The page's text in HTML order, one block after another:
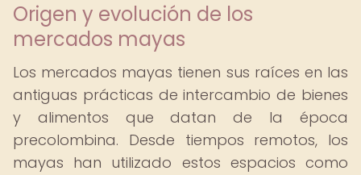
Origen y evolución de los
mercados mayas
Los mercados mayas tienen sus raíces en las
antiguas prácticas de intercambio de bienes
y alimentos que datan de la época
precolombina. Desde tiempos remotos, los
mayas han utilizado estos espacios como